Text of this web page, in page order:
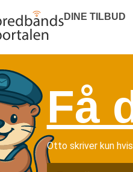
DINE TILBUD
Få
Otto skriver kun